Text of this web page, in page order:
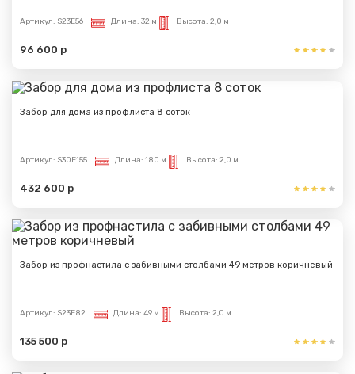
Артикул: S23E56 Длина: 32 м Высота: 2,0 м
96 600 р
Забор для дома из профлиста 8 соток
Артикул: S30E155 Длина: 180 м Высота: 2,0 м
432 600 р
Забор из профнастила с забивными столбами 49 метров коричневый
Артикул: S23E82 Длина: 49 м Высота: 2,0 м
135 500 р
Сообщение успешно
Спасибо за обращение, наш специалист свяжется с